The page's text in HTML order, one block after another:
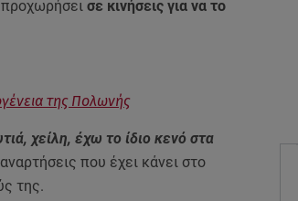
προχωρήσεισε κινήσεις για να το
της Πολωνής
χείλη, έχω το ίδιο κενό στα
που έχει κάνει στο
της.